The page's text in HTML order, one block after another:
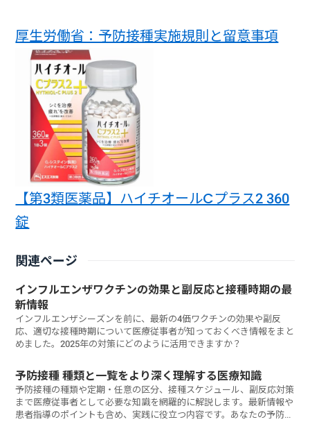
厚生労働省：予防接種実施規則と留意事項
【第3類医薬品】ハイチオールCプラス2 360
錠
関連ページ
インフルエンザワクチンの効果と副反応と接種時期の最
新情報
インフルエンザシーズンを前に、最新の4価ワクチンの効果や副反
応、適切な接種時期について医療従事者が知っておくべき情報をまと
めました。2025年の対策にどのように活用できますか？
予防接種 種類と一覧をより深く理解する医療知識
予防接種の種類や定期・任意の区分、接種スケジュール、副反応対策
まで医療従事者として必要な知識を網羅的に解説します。最新情報や
患者指導のポイントも含め、実践に役立つ内容です。あなたの予防接